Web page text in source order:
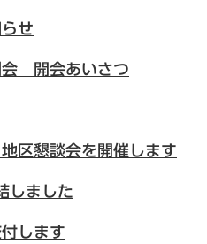
せ
会 開会あいさつ
区懇談会を開催します
しました
します